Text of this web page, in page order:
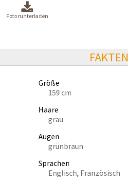
Foto runterladen
FAKTEN
Größe
159 cm
Haare
grau
Augen
grünbraun
Sprachen
Englisch, Französisch